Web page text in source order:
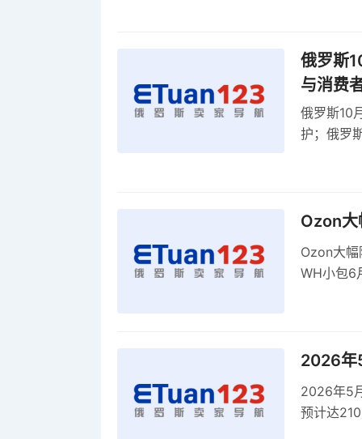
俄罗斯
与消费
俄罗斯10
护；俄罗
Ozon大
Ozon大
WH小包6
2026年
2026年5
预计达